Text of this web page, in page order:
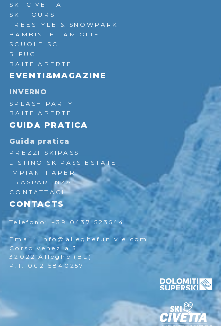
SKI CIVETTA
SKI TOURS
FREESTYLE & SNOWPARK
BAMBINI E FAMIGLIE
SCUOLE SCI
RIFUGI
BAITE APERTE
EVENTI&MAGAZINE
INVERNO
SPLASH PARTY
BAITE APERTE
GUIDA PRATICA
Guida pratica
PREZZI SKIPASS
LISTINO SKIPASS ESTATE
IMPIANTI APERTI
TRASPARENZA
CONTATTACI
CONTACTS
Telefono: +39 0437 523544
Email: info@alleghefunivie.com
Corso Venezia 3
32022 Alleghe (BL)
P.I. 00215840257